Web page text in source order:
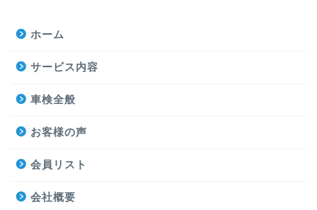
ホーム
サービス内容
車検全般
お客様の声
会員リスト
会社概要